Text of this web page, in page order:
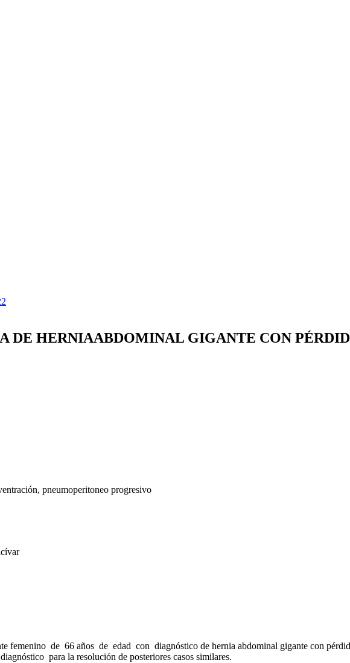
DE HERNIAABDOMINAL GIGANTE CON
pneumoperitoneo progresivo
de 66 años de edad con diagnóstico de hernia abdominal gigante con
para la resolución de posteriores casos similares.